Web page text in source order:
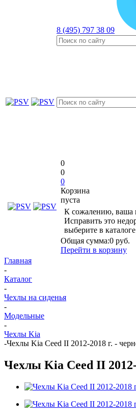
8 (495) 797 38 09
0
0
0
Корзина
пуста
К сожалению, ваша
Исправить это
выберите в
Общая сумма:0 руб.
Перейти в корзину
Главная
-
Каталог
-
Чехлы на сиденья
-
Модельные
-
Чехлы Kia
-Чехлы Kia Ceed II 2012-2018 г. -
Чехлы Kia Ceed II